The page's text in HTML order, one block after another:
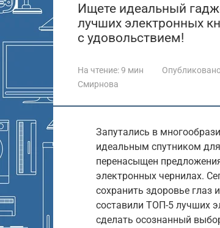
Ищете идеальный
лучших электронных
с удовольствием!
На чтение:9 мин
Смирнова
Запутались в
идеальным спутником
перенасыщен
электронных чернилах.
сохранить здоровье глаз
составили ТОП-5 лучших
сделать осознанный